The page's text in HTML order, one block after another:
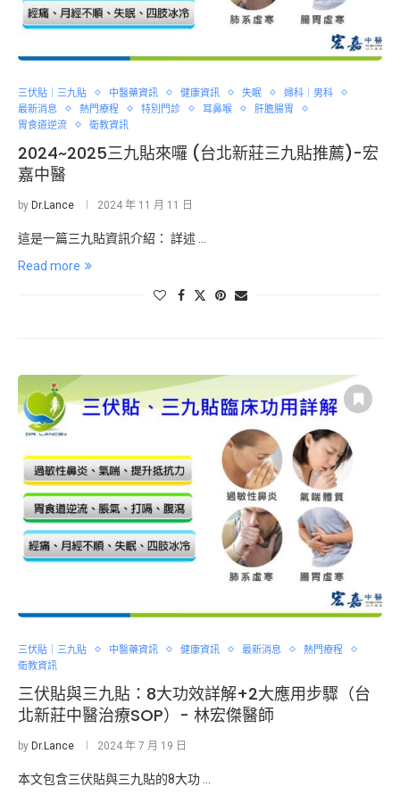
三伏貼｜三九貼 中醫藥資訊 健康資訊 失眠
婦科｜男科
最新消息
熱門療程 特別門診 耳鼻喉
肝膽腸胃
胃食道逆流
衛教資訊
2024~2025三九貼來囉 (台北新莊三九貼推薦)-宏
嘉中醫
by Dr.Lance 2024 年 11 月 11 日
這是一篇三九貼資訊介紹： 詳述 …
Read more
三伏貼｜三九貼 中醫藥資訊 健康資訊 最新消息
熱門療程
衛教資訊
三伏貼與三九貼：8大功效詳解+2大應用步驟（台
北新莊中醫治療SOP）- 林宏傑醫師
by Dr.Lance 2024 年 7 月 19 日
本文包含三伏貼與三九貼的8大功 …